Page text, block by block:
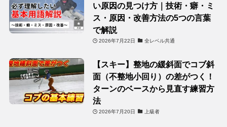
い原因の見つけ方｜技術・癖・ミ
ス・原因・改善方法の5つの言葉
で解説
2026年7月22日 全レベル共通
【スキー】整地の緩斜面でコブ斜
面（不整地小回り）の差がつく！
ターンのベースから見直す練習方
法
2026年7月20日 上級者